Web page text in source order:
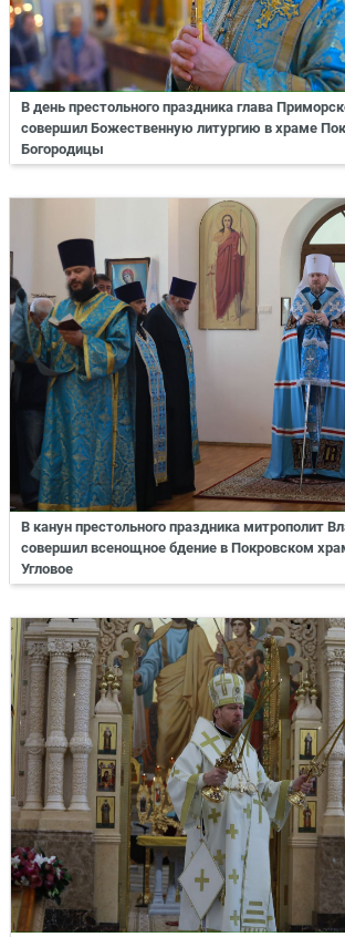
В день престольного праздника глава
совершил Божественную литургию в храме
Богородицы
В канун престольного праздника митрополит
совершил всенощное бдение в Покровском
Угловое